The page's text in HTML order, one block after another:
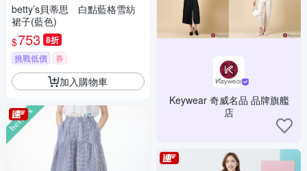
betty’s貝蒂思 白點藍格雪紡
裙子(藍色)
$753 8折
挑戰低價 券
加入購物車
Keywear 奇威名品 品牌旗艦
店